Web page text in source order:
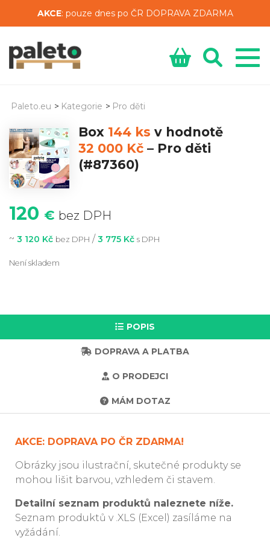
AKCE: pouze dnes po ČR DOPRAVA ZDARMA
Paleto.eu > Kategorie > Pro děti
Box 144 ks v hodnotě
32 000 Kč – Pro děti
(#87360)
120 € bez DPH
~ 3 120 Kč bez DPH / 3 775 Kč s DPH
Není skladem
POPIS
DOPRAVA A PLATBA
O PRODEJCI
MÁM DOTAZ
AKCE: DOPRAVA PO ČR ZDARMA!
Obrázky jsou ilustrační, skutečné produkty se
mohou lišit barvou, vzhledem či stavem.
Detailní seznam produktů naleznete níže.
Seznam produktů v .XLS (Excel) zasíláme na
vyžádání.